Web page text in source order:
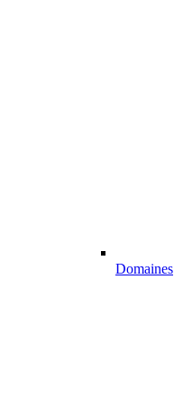
Domaines